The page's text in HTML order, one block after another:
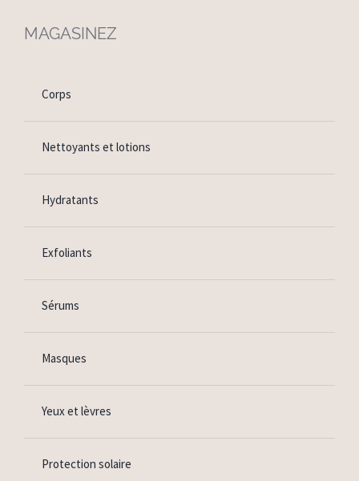
MAGASINEZ
Corps
Nettoyants et lotions
Hydratants
Exfoliants
Sérums
Masques
Yeux et lèvres
Protection solaire